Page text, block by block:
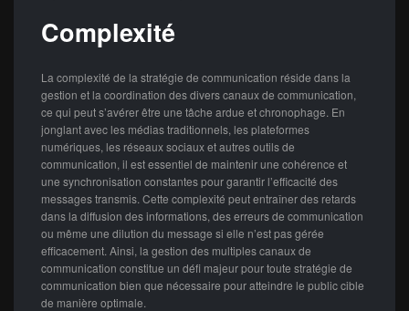
Complexité
La complexité de la stratégie de communication réside dans la
gestion et la coordination des divers canaux de communication,
ce qui peut s’avérer être une tâche ardue et chronophage. En
jonglant avec les médias traditionnels, les plateformes
numériques, les réseaux sociaux et autres outils de
communication, il est essentiel de maintenir une cohérence et
une synchronisation constantes pour garantir l’efficacité des
messages transmis. Cette complexité peut entraîner des retards
dans la diffusion des informations, des erreurs de communication
ou même une dilution du message si elle n’est pas gérée
efficacement. Ainsi, la gestion des multiples canaux de
communication constitue un défi majeur pour toute stratégie de
communication bien que nécessaire pour atteindre le public cible
de manière optimale.